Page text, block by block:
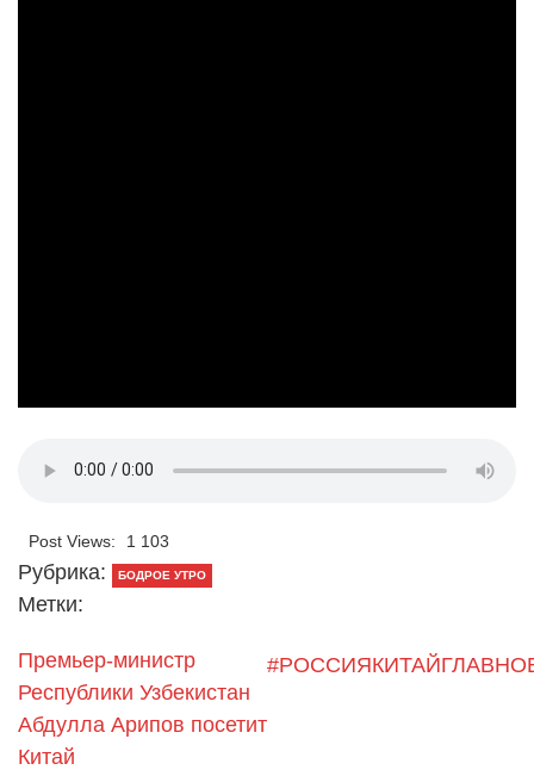
Post Views: 1 103
Рубрика: БОДРОЕ УТРО
Метки:
Премьер-министр
Республики Узбекистан
Абдулла Арипов посетит
Китай